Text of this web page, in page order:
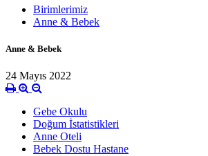
Birimlerimiz
Anne & Bebek
Anne & Bebek
24 Mayıs 2022
Gebe Okulu
Doğum İstatistikleri
Anne Oteli
Bebek Dostu Hastane